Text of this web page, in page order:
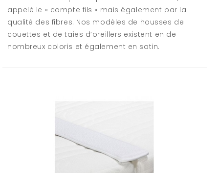
appelé le « compte fils » mais également par la
qualité des fibres. Nos modèles de housses de
couettes et de taies d’oreillers existent en de
nombreux coloris et également en satin.